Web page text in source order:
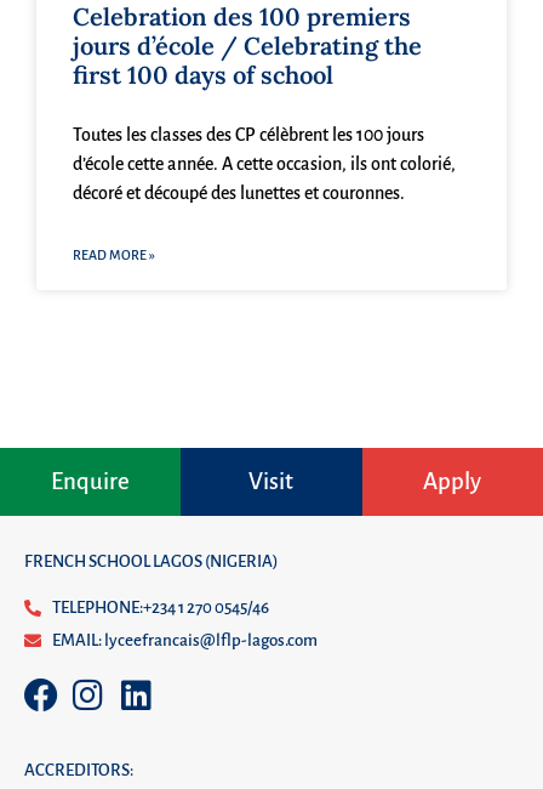
Celebration des 100 premiers
jours d’école / Celebrating the
first 100 days of school
Toutes les classes des CP célèbrent les 100 jours
d’école cette année. A cette occasion, ils ont colorié,
décoré et découpé des lunettes et couronnes.
READ MORE »
Enquire Visit Apply
FRENCH SCHOOL LAGOS (NIGERIA)
TELEPHONE:+234 1 270 0545/46
EMAIL: lyceefrancais@lflp-lagos.com
ACCREDITORS: